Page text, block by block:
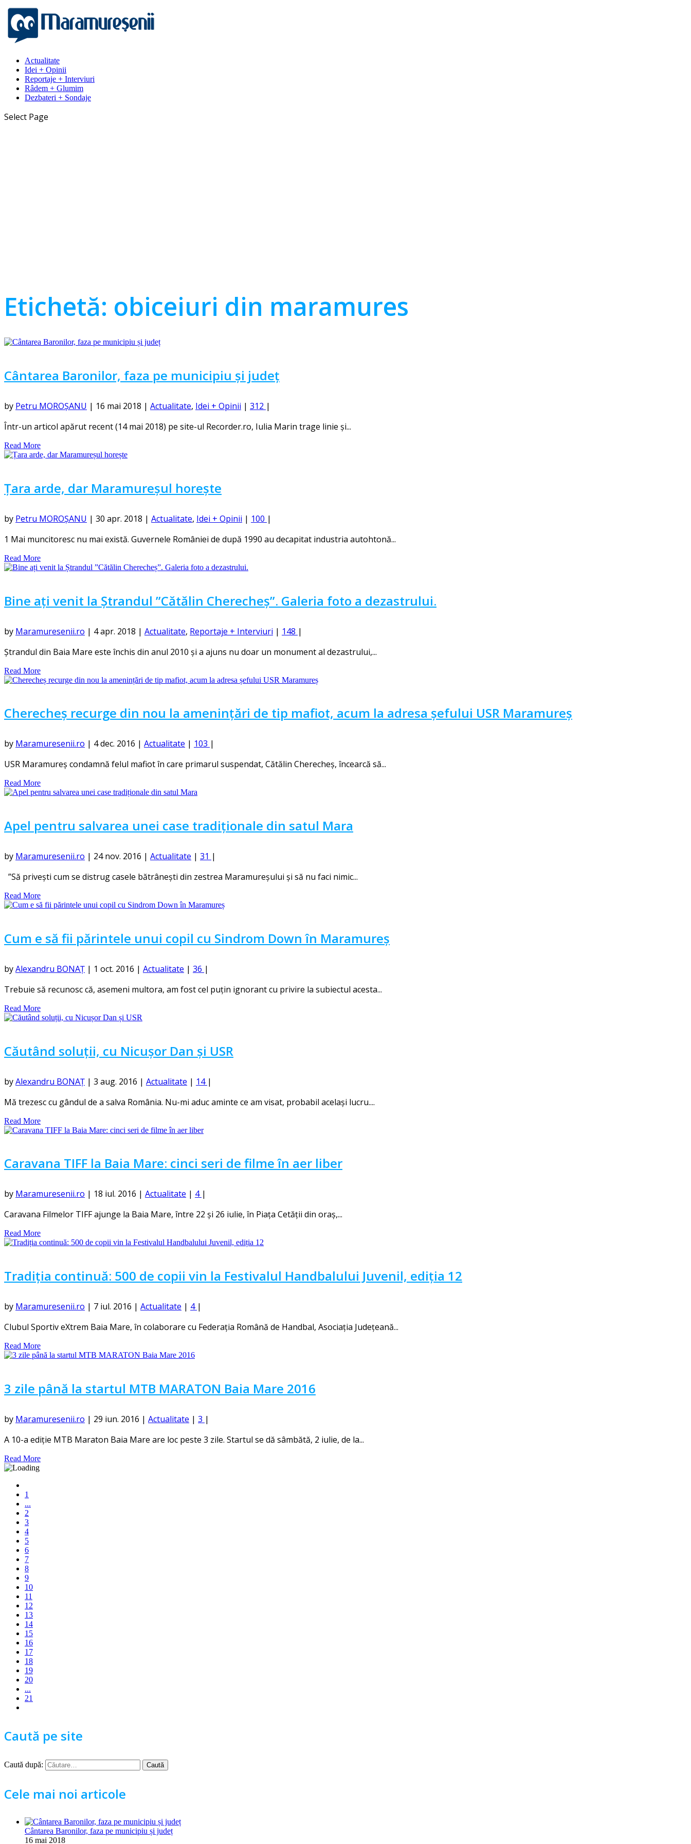
Actualitate
Idei + Opinii
Reportaje + Interviuri
Râdem + Glumim
Dezbateri + Sondaje
Select Page
Etichetă: obiceiuri din maramures
Cântarea Baronilor, faza pe municipiu și județ
by Petru MOROȘANU | 16 mai 2018 | Actualitate, Idei + Opinii | 312 |
Într-un articol apărut recent (14 mai 2018) pe site-ul Recorder.ro, Iulia Marin trage linie și...
Read More
Țara arde, dar Maramureșul horește
by Petru MOROȘANU | 30 apr. 2018 | Actualitate, Idei + Opinii | 100 |
1 Mai muncitoresc nu mai există. Guvernele României de după 1990 au decapitat industria autohtonă...
Read More
Bine ați venit la Ștrandul ”Cătălin Cherecheș”. Galeria foto a dezastrului.
by Maramuresenii.ro | 4 apr. 2018 | Actualitate, Reportaje + Interviuri | 148 |
Ștrandul din Baia Mare este închis din anul 2010 și a ajuns nu doar un monument al dezastrului,...
Read More
Cherecheș recurge din nou la amenințări de tip mafiot, acum la adresa șefului USR Maramureș
by Maramuresenii.ro | 4 dec. 2016 | Actualitate | 103 |
USR Maramureş condamnă felul mafiot în care primarul suspendat, Cătălin Cherecheş, încearcă să...
Read More
Apel pentru salvarea unei case tradiționale din satul Mara
by Maramuresenii.ro | 24 nov. 2016 | Actualitate | 31 |
”Să privești cum se distrug casele bătrânești din zestrea Maramureșului și să nu faci nimic...
Read More
Cum e să fii părintele unui copil cu Sindrom Down în Maramureș
byAlexandru BONAȚ | 1 oct. 2016 | Actualitate | 36 |
Trebuie să recunosc că, asemeni multora, am fost cel puțin ignorant cu privire la subiectul acesta...
Read More
Căutând soluții, cu Nicușor Dan și USR
byAlexandru BONAȚ | 3 aug. 2016 | Actualitate | 14 |
Mă trezesc cu gândul de a salva România. Nu-mi aduc aminte ce am visat, probabil același lucru....
Read More
Caravana TIFF la Baia Mare: cinci seri de filme în aer liber
by Maramuresenii.ro | 18 iul. 2016 | Actualitate | 4 |
Caravana Filmelor TIFF ajunge la Baia Mare, între 22 și 26 iulie, în Piața Cetății din oraș,...
Read More
Tradiția continuă: 500 de copii vin la Festivalul Handbalului Juvenil, ediția 12
by Maramuresenii.ro | 7 iul. 2016 | Actualitate | 4 |
Clubul Sportiv eXtrem Baia Mare, în colaborare cu Federația Română de Handbal, Asociația Județeană...
Read More
3 zile până la startul MTB MARATON Baia Mare 2016
by Maramuresenii.ro | 29 iun. 2016 | Actualitate | 3 |
A 10-a ediție MTB Maraton Baia Mare are loc peste 3 zile. Startul se dă sâmbătă, 2 iulie, de la...
Read More
1
...
2
3
4
5
6
7
8
9
10
11
12
13
14
15
16
17
18
19
20
...
21
Caută pe site
Caută după:
Cele mai noi articole
Cântarea Baronilor, faza pe municipiu și județ
16 mai 2018